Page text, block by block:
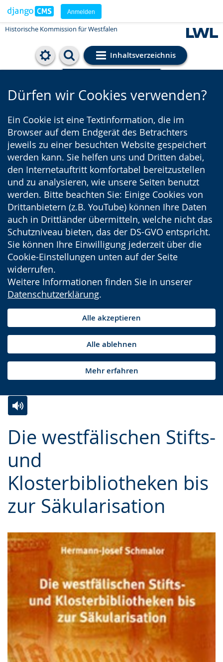
Anmelden
Historische Kommission für Westfalen
Inhaltsverzeichnis
Cookie-Einstellungen
Dürfen wir Cookies verwenden?
Ein Cookie ist eine Textinformation, die im
Browser auf dem Endgerät des Betrachters
jeweils zu einer besuchten Website gespeichert
werden kann. Sie helfen uns und Dritten dabei,
den Internetauftritt komfortabel bereitzustellen
und zu analysieren, wie unsere Seiten benutzt
werden. Bitte beachten Sie: Einige Cookies von
Drittanbietern (z.B. YouTube) können Ihre Daten
auch in Drittländer übermitteln, welche nicht das
Schutzniveau bieten, das der DS-GVO entspricht.
Sie können Ihre Einwilligung jederzeit über die
Cookie-Einstellungen unten auf der Seite
widerrufen.
Weitere Informationen finden Sie in unserer
Datenschutzerklärung.
Alle akzeptieren
Alle ablehnen
Mehr erfahren
Die westfälischen Stifts-
und
Klosterbibliotheken bis
zur Säkularisation
Leichten
Sprache
wechseln.
Audio-
Unterstützung.
Video
Deutscher
Gebärdensprache
angezeigt.